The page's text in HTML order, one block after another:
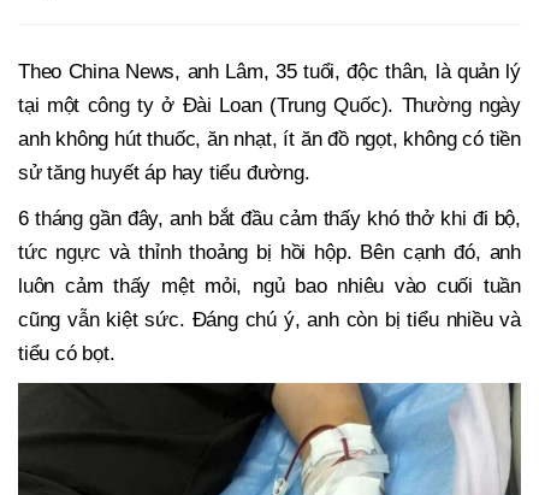
Theo China News, anh Lâm, 35 tuổi, độc thân, là quản lý
tại một công ty ở Đài Loan (Trung Quốc). Thường ngày
anh không hút thuốc, ăn nhạt, ít ăn đồ ngọt, không có tiền
sử tăng huyết áp hay tiểu đường.
6 tháng gần đây, anh bắt đầu cảm thấy khó thở khi đi bộ,
tức ngực và thỉnh thoảng bị hồi hộp. Bên cạnh đó, anh
luôn cảm thấy mệt mỏi, ngủ bao nhiêu vào cuối tuần
cũng vẫn kiệt sức. Đáng chú ý, anh còn bị tiểu nhiều và
tiểu có bọt.